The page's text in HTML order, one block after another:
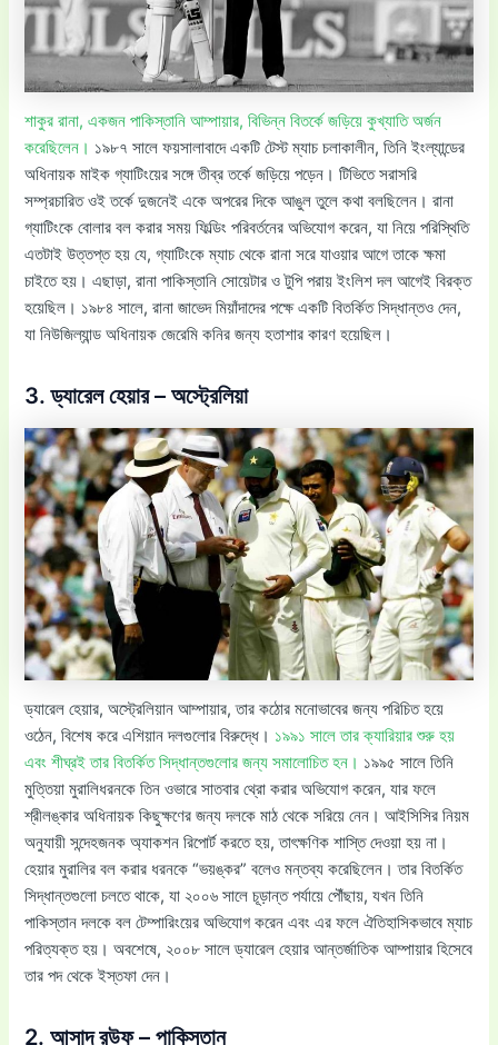
শাকুর রানা, একজন পাকিস্তানি আম্পায়ার, বিভিন্ন বিতর্কে জড়িয়ে কুখ্যাতি অর্জন
করেছিলেন। ১৯৮৭ সালে ফয়সালাবাদে একটি টেস্ট ম্যাচ চলাকালীন, তিনি ইংল্যান্ডের
অধিনায়ক মাইক গ্যাটিংয়ের সঙ্গে তীব্র তর্কে জড়িয়ে পড়েন। টিভিতে সরাসরি
সম্প্রচারিত ওই তর্কে দুজনেই একে অপরের দিকে আঙুল তুলে কথা বলছিলেন। রানা
গ্যাটিংকে বোলার বল করার সময় ফিল্ডিং পরিবর্তনের অভিযোগ করেন, যা নিয়ে পরিস্থিতি
এতটাই উত্তপ্ত হয় যে, গ্যাটিংকে ম্যাচ থেকে রানা সরে যাওয়ার আগে তাকে ক্ষমা
চাইতে হয়। এছাড়া, রানা পাকিস্তানি সোয়েটার ও টুপি পরায় ইংলিশ দল আগেই বিরক্ত
হয়েছিল। ১৯৮৪ সালে, রানা জাভেদ মিয়াঁদাদের পক্ষে একটি বিতর্কিত সিদ্ধান্তও দেন,
যা নিউজিল্যান্ড অধিনায়ক জেরেমি কনির জন্য হতাশার কারণ হয়েছিল।
3. ড্যারেল হেয়ার – অস্ট্রেলিয়া
ড্যারেল হেয়ার, অস্ট্রেলিয়ান আম্পায়ার, তার কঠোর মনোভাবের জন্য পরিচিত হয়ে
ওঠেন, বিশেষ করে এশিয়ান দলগুলোর বিরুদ্ধে। ১৯৯১ সালে তার ক্যারিয়ার শুরু হয়
এবং শীঘ্রই তার বিতর্কিত সিদ্ধান্তগুলোর জন্য সমালোচিত হন। ১৯৯৫ সালে তিনি
মুত্তিয়া মুরালিধরনকে তিন ওভারে সাতবার থ্রো করার অভিযোগ করেন, যার ফলে
শ্রীলঙ্কার অধিনায়ক কিছুক্ষণের জন্য দলকে মাঠ থেকে সরিয়ে নেন। আইসিসির নিয়ম
অনুযায়ী সন্দেহজনক অ্যাকশন রিপোর্ট করতে হয়, তাৎক্ষণিক শাস্তি দেওয়া হয় না।
হেয়ার মুরালির বল করার ধরনকে “ভয়ঙ্কর” বলেও মন্তব্য করেছিলেন। তার বিতর্কিত
সিদ্ধান্তগুলো চলতে থাকে, যা ২০০৬ সালে চূড়ান্ত পর্যায়ে পৌঁছায়, যখন তিনি
পাকিস্তান দলকে বল টেম্পারিংয়ের অভিযোগ করেন এবং এর ফলে ঐতিহাসিকভাবে ম্যাচ
পরিত্যক্ত হয়। অবশেষে, ২০০৮ সালে ড্যারেল হেয়ার আন্তর্জাতিক আম্পায়ার হিসেবে
তার পদ থেকে ইস্তফা দেন।
2. আসাদ রউফ – পাকিস্তান